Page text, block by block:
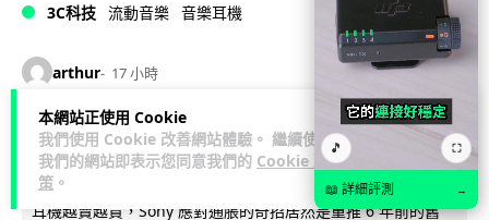
本網站正使用 Cookie
我們使用 Cookie 改善網站體驗。 繼續使用
我們的網站即表示您同意我們的 Cookie 政
策 。
3C科技 流動音樂 音樂耳機
arthur 17 小時
抗通脹奇招？傳 Sony 擬重推六年前經
典耳機 XM4 低價登場
耳機越賣越貴，Sony 應對通脹的奇招居然是重推 6 年前的舊
🎵 ⛶
📖 詳細評測 →